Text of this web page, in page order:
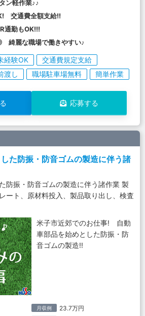
ン軽作業♪♪
交通費全額支給!!
通勤もOK!!!
綺麗な職場で働きやすい♪
経験OK
交通費規定支給
渡し 職場駐車場無料 簡単作業
応募する
た防振・防音ゴムの製造に伴う諸
防振・防音ゴムの製造に伴う諸作業 製
ート、原材料投入、製品取り出し、検査
米子市近郊でのお仕事! 自動
車部品を始めとした防振・防
音ゴムの製造!!
月収例 23.7万円